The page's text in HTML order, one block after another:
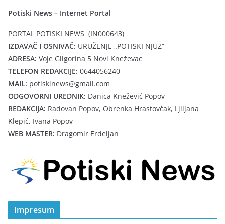
Potiski News – Internet Portal
PORTAL POTISKI NEWS (IN000643)
IZDAVAČ I OSNIVAČ: URUŽENJE „POTISKI NJUZ“
ADRESA: Voje Gligorina 5 Novi Kneževac
TELEFON REDAKCIJE: 0644056240
MAIL: potiskinews@gmail.com
ODGOVORNI UREDNIK: Danica Knežević Popov
REDAKCIJA: Radovan Popov, Obrenka Hrastovčak, Ljiljana
Klepić, Ivana Popov
WEB MASTER: Dragomir Erdeljan
Impresum